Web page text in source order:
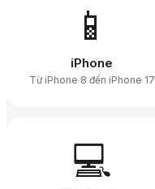
📱
iPhone
Từ iPhone 8 đến iPhone 17
💻